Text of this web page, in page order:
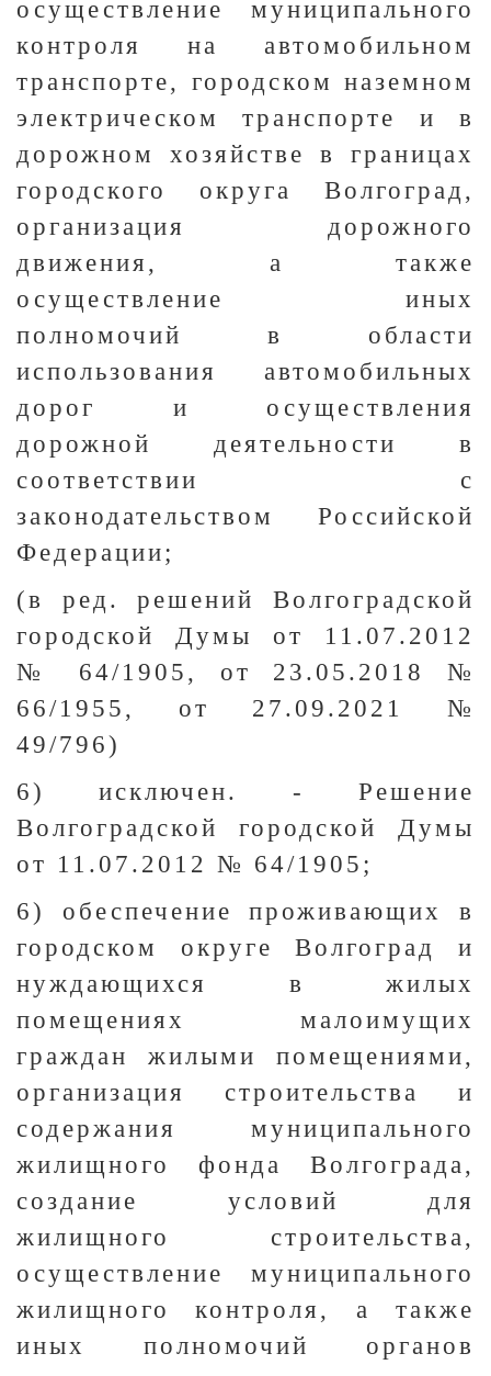
осуществление муниципального
контроля на автомобильном
транспорте, городском наземном
электрическом транспорте и в
дорожном хозяйстве в границах
городского округа Волгоград,
организация дорожного
движения, а также
осуществление иных
полномочий в области
использования автомобильных
дорог и осуществления
дорожной деятельности в
соответствии с
законодательством Российской
Федерации;
(в ред. решений Волгоградской
городской Думы от 11.07.2012
№ 64/1905, от 23.05.2018 №
66/1955, от 27.09.2021 №
49/796)
6) исключен. - Решение
Волгоградской городской Думы
от 11.07.2012 № 64/1905;
6) обеспечение проживающих в
городском округе Волгоград и
нуждающихся в жилых
помещениях малоимущих
граждан жилыми помещениями,
организация строительства и
содержания муниципального
жилищного фонда Волгограда,
создание условий для
жилищного строительства,
осуществление муниципального
жилищного контроля, а также
иных полномочий органов